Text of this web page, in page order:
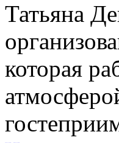
Татьяна
которая